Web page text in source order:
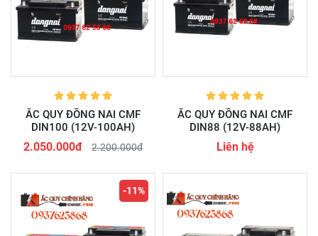
ẮC QUY ĐỒNG NAI CMF
DIN100 (12V-100AH)
2.050.000đ 2.200.000đ
ẮC QUY ĐỒNG NAI CMF
DIN88 (12V-88AH)
Liên hệ
-11%